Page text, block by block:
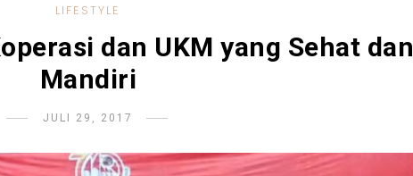
LIFESTYLE
dan UKM yang Sehat dan
Mandiri
JULI 29, 2017